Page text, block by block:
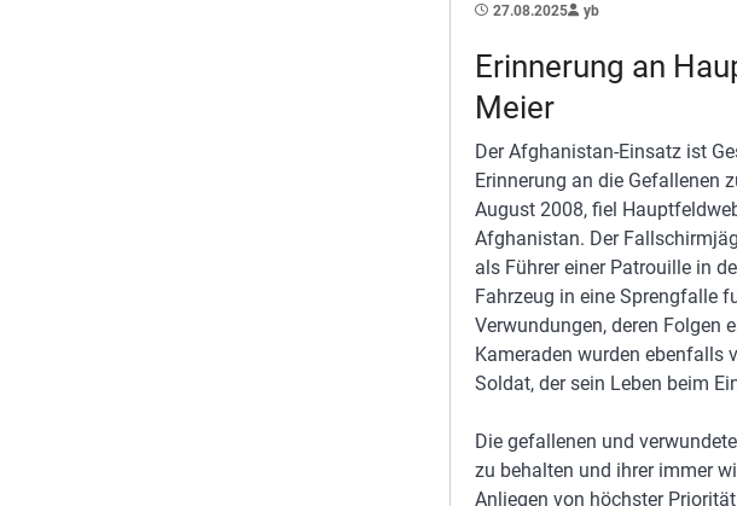
27.08.2025 yb
Erinnerung an
Meier
Der Afghanistan-Einsatz ist
Erinnerung an die Gefallenen
August 2008, fiel
Afghanistan. Der
als Führer einer Patrouille in
Fahrzeug in eine Sprengfalle
Verwundungen, deren Folgen
Kameraden wurden ebenfalls
Soldat, der sein Leben beim
Die gefallenen und
zu behalten und ihrer immer
Anliegen von höchster